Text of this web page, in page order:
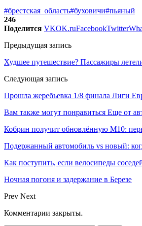
#брестская_область#буховичи#пьяный
246
Поделится VKOK.ruFacebookTwitter
Предыдущая запись
Худшее путешествие? Пассажиры
Следующая запись
Прошла жеребьевка 1/8 финала Лиги
Вам также могут понравиться Еще от
Кобрин получит обновлённую М10:
Подержанный автомобиль vs новый:
Как поступить, если велосипеды
Ночная погоня и задержание в Березе
Prev Next
Комментарии закрыты.